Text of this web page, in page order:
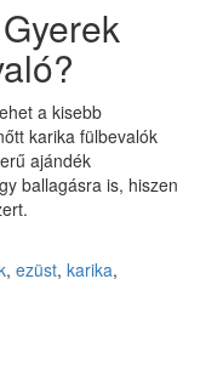
a kisebb
karika fülbevalók
ajándék
ballagásra is, hiszen
, ezüst, karika,